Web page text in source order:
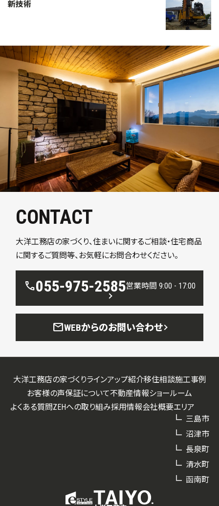
新技術
CONTACT
大洋工務店の家づくり、住まいに関するご相談・住宅商品
に関するご質問等、お気軽にお問合わせください。
call055-975-2585営業時間 9:00 - 17:00
mailWEBからのお問い合わせ
大洋工務店の家づくりラインアップ紹介移住相談施工事例
お客様の声保証について不動産情報ショールーム
よくある質問ZEHへの取り組み採用情報会社概要エリア
三島市
沼津市
長泉町
清水町
函南町